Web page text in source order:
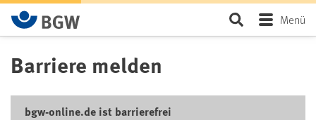
Zum Hauptinhalt springen SeiteMenü
Barriere melden
bgw-online.de ist barrierefrei